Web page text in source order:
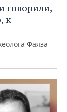
говорили,
к
Фаяза